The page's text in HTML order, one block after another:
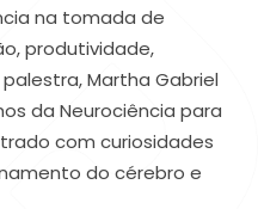
na tomada de
produtividade,
Martha Gabriel
da Neurociência para
com curiosidades
do cérebro e